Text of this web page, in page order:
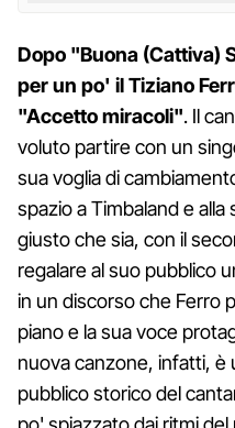
Dopo "Buona (Cattiva)
per un po' il Tiziano
"Accetto miracoli". Il
voluto partire con un
sua voglia di
spazio a Timbaland e
giusto che sia, con il
regalare al suo pubblico
in un discorso che Ferro
piano e la sua voce
nuova canzone, infatti, è
pubblico storico del